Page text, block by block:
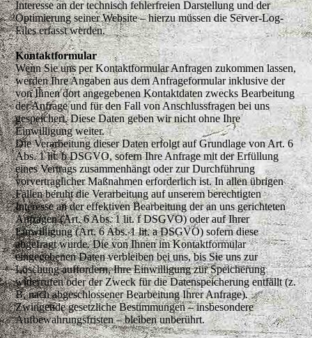
Interesse an der technisch fehlerfreien Darstellung und der
Optimierung seiner Website – hierzu müssen die Server-Log-
Files erfasst werden.
Kontaktformular
Wenn Sie uns per Kontaktformular Anfragen zukommen lassen,
werden Ihre Angaben aus dem Anfrageformular inklusive der
von Ihnen dort angegebenen Kontaktdaten zwecks Bearbeitung
der Anfrage und für den Fall von Anschlussfragen bei uns
gespeichert. Diese Daten geben wir nicht ohne Ihre
Einwilligung weiter.
Die Verarbeitung dieser Daten erfolgt auf Grundlage von Art. 6
Abs. 1 lit. b DSGVO, sofern Ihre Anfrage mit der Erfüllung
eines Vertrags zusammenhängt oder zur Durchführung
vorvertraglicher Maßnahmen erforderlich ist. In allen übrigen
Fällen beruht die Verarbeitung auf unserem berechtigten
Interesse an der effektiven Bearbeitung der an uns gerichteten
Anfragen (Art. 6 Abs. 1 lit. f DSGVO) oder auf Ihrer
Einwilligung (Art. 6 Abs. 1 lit. a DSGVO) sofern diese
abgefragt wurde. Die von Ihnen im Kontaktformular
eingegebenen Daten verbleiben bei uns, bis Sie uns zur
Löschung auffordern, Ihre Einwilligung zur Speicherung
widerrufen oder der Zweck für die Datenspeicherung entfällt (z.
B. nach abgeschlossener Bearbeitung Ihrer Anfrage).
Zwingende gesetzliche Bestimmungen – insbesondere
Aufbewahrungsfristen – bleiben unberührt.